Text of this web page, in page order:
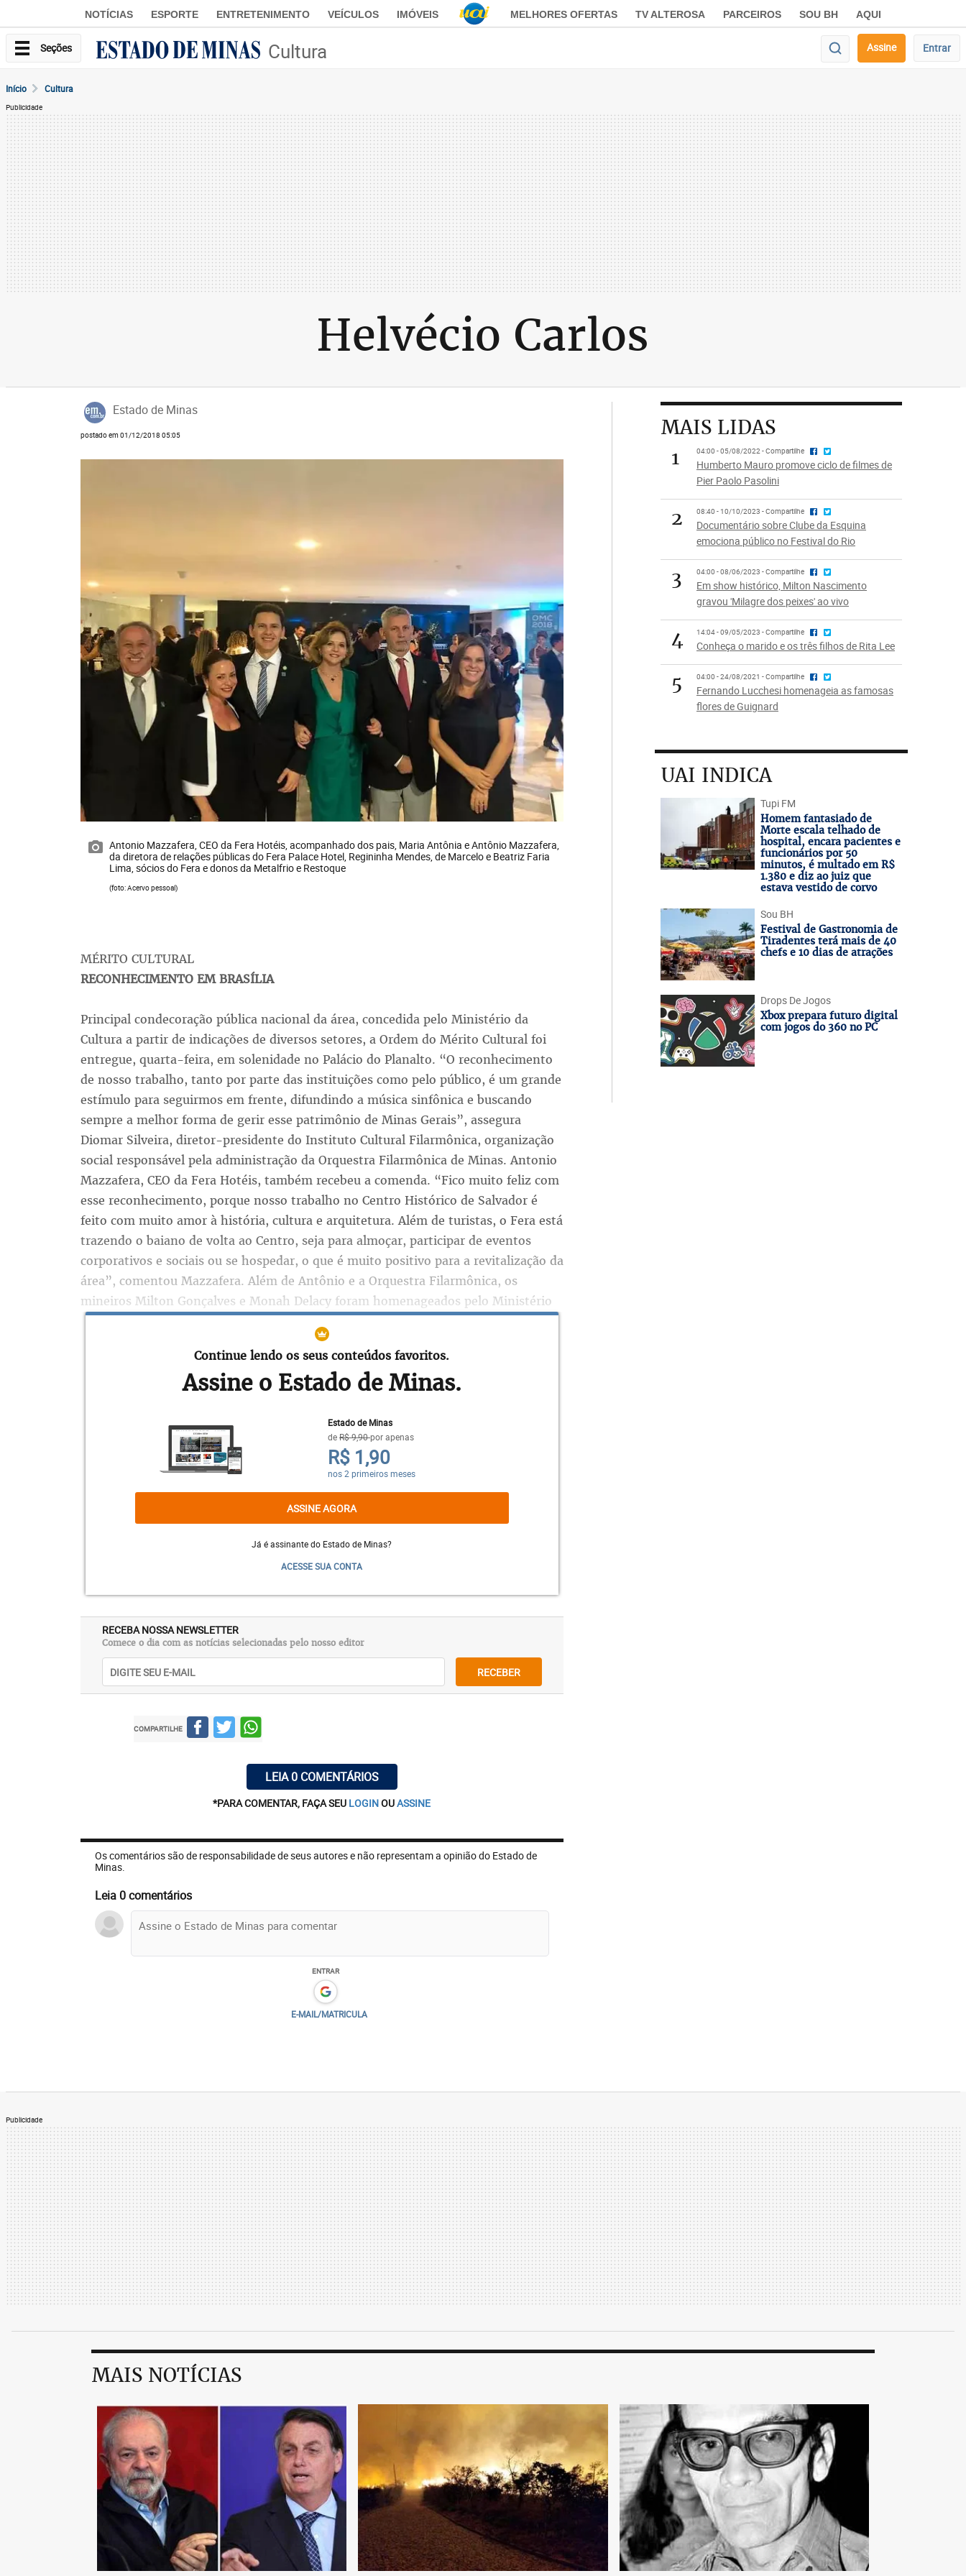
NOTÍCIAS ESPORTE ENTRETENIMENTO VEÍCULOS IMÓVEIS MELHORES OFERTAS TV ALTEROSA PARCEIROS SOU BH AQUI
Seções Cultura Assine Entrar
Início Cultura
Publicidade
Helvécio Carlos
Estado de Minas
postado em 01/12/2018 05:05
Antonio Mazzafera, CEO da Fera Hotéis, acompanhado dos pais, Maria Antônia e Antônio Mazzafera,
da diretora de relações públicas do Fera Palace Hotel, Regininha Mendes, de Marcelo e Beatriz Faria
Lima, sócios do Fera e donos da Metalfrio e Restoque
(foto: Acervo pessoal)
MÉRITO CULTURAL
RECONHECIMENTO EM BRASÍLIA
Principal condecoração pública nacional da área, concedida pelo Ministério da
Cultura a partir de indicações de diversos setores, a Ordem do Mérito Cultural foi
entregue, quarta-feira, em solenidade no Palácio do Planalto. “O reconhecimento
de nosso trabalho, tanto por parte das instituições como pelo público, é um grande
estímulo para seguirmos em frente, difundindo a música sinfônica e buscando
sempre a melhor forma de gerir esse patrimônio de Minas Gerais”, assegura
Diomar Silveira, diretor-presidente do Instituto Cultural Filarmônica, organização
social responsável pela administração da Orquestra Filarmônica de Minas. Antonio
Mazzafera, CEO da Fera Hotéis, também recebeu a comenda. “Fico muito feliz com
esse reconhecimento, porque nosso trabalho no Centro Histórico de Salvador é
feito com muito amor à história, cultura e arquitetura. Além de turistas, o Fera está
trazendo o baiano de volta ao Centro, seja para almoçar, participar de eventos
corporativos e sociais ou se hospedar, o que é muito positivo para a revitalização da
área”, comentou Mazzafera. Além de Antônio e a Orquestra Filarmônica, os
mineiros Milton Gonçalves e Monah Delacy foram homenageados pelo Ministério
Cultura, Sérgio Leitão, contribuíram para “fazer do Brasil um país melhor”.
O Skank volta com seu show Os três primeiros na festa de Natal do Secreto, no
PLANETA BRASIL
Para marcar o décimo aniversário do Planeta Brasil, o evento vai reunir 30 atrações
divididas em quatro palcos – Norte, Sul, Eletrônico e Locals Only –, além de área
MOVIMENTO NO MUSEU
Continue lendo os seus conteúdos favoritos.
Assine o Estado de Minas.
Estado de Minas
deR$ 9,90por apenas
R$ 1,90
nos 2 primeiros meses
ASSINE AGORA
Já é assinante do Estado de Minas?
ACESSE SUA CONTA
RECEBA NOSSA NEWSLETTER
Comece o dia com as notícias selecionadas pelo nosso editor
RECEBER
COMPARTILHE
LEIA 0 COMENTÁRIOS
*PARA COMENTAR, FAÇA SEU LOGINOUASSINE
Os comentários são de responsabilidade de seus autores e não representam a opinião do Estado de
Minas.
Leia 0 comentários
ENTRAR
E-MAIL/MATRICULA
MAIS LIDAS
1
04:00 - 05/08/2022 - Compartilhe
Humberto Mauro promove ciclo de filmes de
Pier Paolo Pasolini
2 08:40 - 10/10/2023 - Compartilhe
Documentário sobre Clube da Esquina
emociona público no Festival do Rio
3 04:00 - 08/06/2023 - Compartilhe
Em show histórico, Milton Nascimento
gravou 'Milagre dos peixes' ao vivo
4 14:04 - 09/05/2023 - Compartilhe
Conheça o marido e os três filhos de Rita Lee
5 04:00 - 24/08/2021 - Compartilhe
Fernando Lucchesi homenageia as famosas
flores de Guignard
UAI INDICA
Tupi FM
Homem fantasiado de
Morte escala telhado de
hospital, encara pacientes e
funcionários por 50
minutos, é multado em R$
1.380 e diz ao juiz que
estava vestido de corvo
Sou BH
Festival de Gastronomia de
Tiradentes terá mais de 40
chefs e 10 dias de atrações
Drops De Jogos
Xbox prepara futuro digital
com jogos do 360 no PC
Publicidade
MAIS NOTÍCIAS